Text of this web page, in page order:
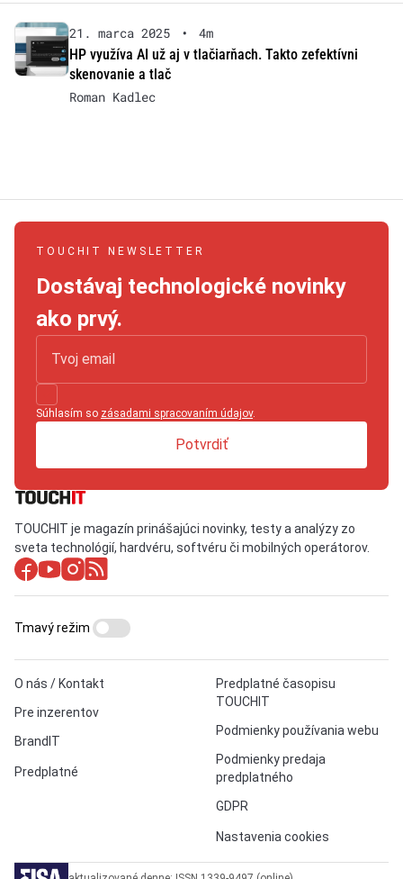
21. marca 2025 •
4m
HP využíva AI už aj v tlačiarňach. Takto zefektívni
skenovanie a tlač
Roman Kadlec
TOUCHIT NEWSLETTER
Dostávaj technologické novinky
ako prvý.
Súhlasím so zásadami spracovaním údajov.
Potvrdiť
TOUCHIT je magazín prinášajúci novinky, testy a analýzy zo
sveta technológií, hardvéru, softvéru či mobilných operátorov.
O nás / Kontakt
Pre inzerentov
BrandIT
Predplatné
Predplatné časopisu
TOUCHIT
Podmienky používania webu
Podmienky predaja
predplatného
GDPR
Nastavenia cookies
Tmavý režim